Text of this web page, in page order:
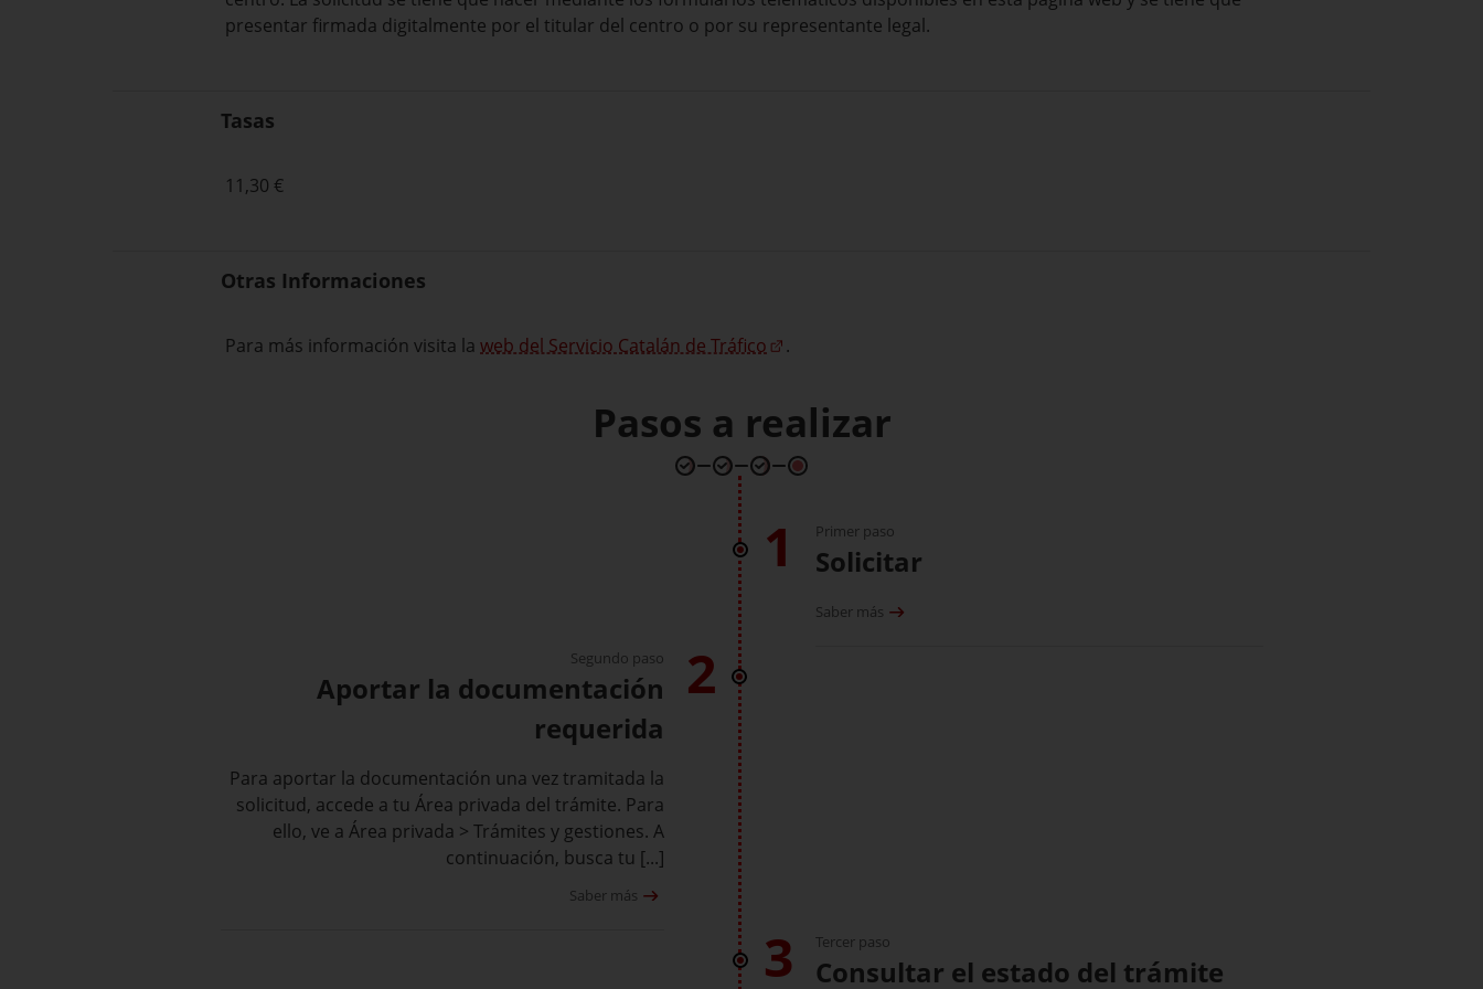
presentar firmada digitalmente por el titular del centro o por su representante legal.
Tasas
11,30 €
Otras Informaciones
Para más información visita la web del Servicio Catalán de Tráfico .
Pasos a realizar
1 Primer paso
Solicitar
Saber más
2
Segundo paso
Aportar la documentación
requerida
Para aportar la documentación una vez tramitada la
solicitud, accede a tu Área privada del trámite. Para
ello, ve a Área privada > Trámites y gestiones. A
continuación, busca tu [...]
Saber más
3 Tercer paso
Consultar el estado del trámite